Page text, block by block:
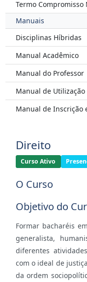
Termo
Manuais
Disciplinas Híbridas
Manual Acadêmico
Manual do Professor
Manual de
Manual de Inscrição
Direito
Curso Ativo
O Curso
Objetivo do
Formar bacharéis
generalista,
diferentes
com o ideal de
da ordem